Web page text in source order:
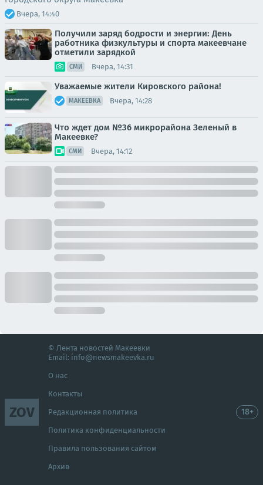
Вчера, 14:40
Получили заряд бодрости и энергии: День
работника физкультуры и спорта макеевчане
отметили зарядкой
СМИ Вчера, 14:31
Уважаемые жители Кировского района!
МАКЕЕВКА Вчера, 14:28
Что ждет дом №36 микрорайона Зеленый в
Макеевке?
СМИ Вчера, 14:12
ZOV
© Лента новостей Макеевки
Email: info@newsmakeevka.ru
О нас
Контакты
Редакционная политика
Политика конфиденциальности
Правила пользования сайтом
Архив
18+